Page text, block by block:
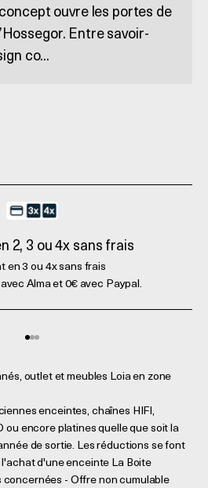
ouvre les portes de
Entre savoir-
co...
2, 3 ou 4x sans frais
en 3 ou 4x sans frais
Alma et 0€ avec Paypal.
outlet et meubles Loia en zone
enceintes, chaînes HIFI,
ou encore platines quelle que soit la
de sortie. Les réductions se font
d'une enceinte La Boite
concernées - Offre non cumulable